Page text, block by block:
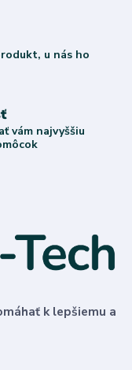
u nás ho
vám najvyššiu
k lepšiemu a